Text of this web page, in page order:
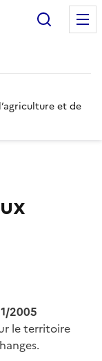
et de
2005
le territoire